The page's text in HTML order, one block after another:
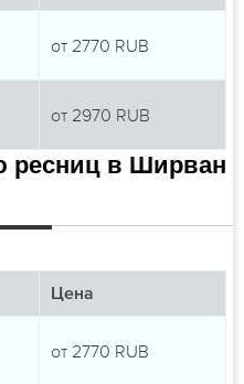
от 2770 RUB
от 2970 RUB
ресниц в Ширван
Цена
от 2770 RUB